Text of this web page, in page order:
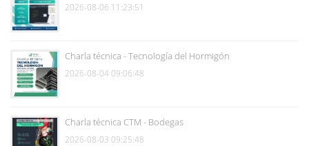
2026-08-06 11:23:51
Charla técnica - Tecnología del Hormigón
2026-08-04 09:06:48
Charla técnica CTM - Bodegas
2026-08-03 09:25:48